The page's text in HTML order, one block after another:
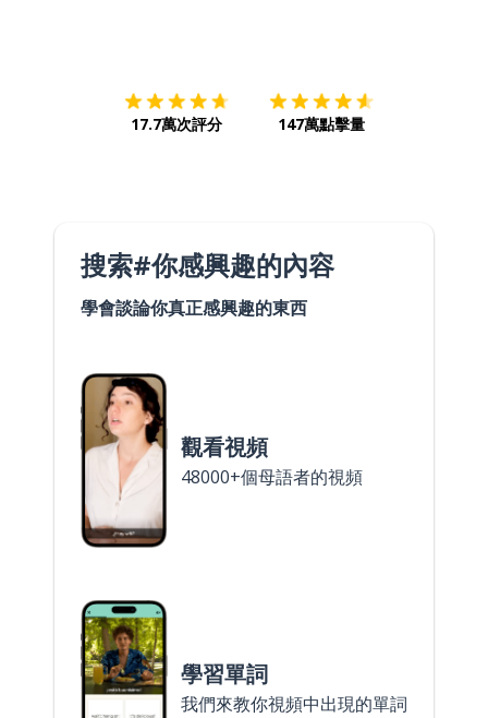
17.7萬次評分 147萬點擊量
搜索#你感興趣的內容
學會談論你真正感興趣的東西
觀看視頻
48000+個母語者的視頻
學習單詞
我們來教你視頻中出現的單詞